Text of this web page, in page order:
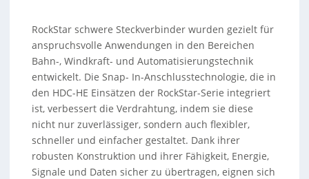
RockStar schwere Steckverbinder wurden gezielt für
anspruchsvolle Anwendungen in den Bereichen
Bahn-, Windkraft- und Automatisierungstechnik
entwickelt. Die Snap- In-Anschlusstechnologie, die in
den HDC-HE Einsätzen der RockStar-Serie integriert
ist, verbessert die Verdrahtung, indem sie diese
nicht nur zuverlässiger, sondern auch flexibler,
schneller und einfacher gestaltet. Dank ihrer
robusten Konstruktion und ihrer Fähigkeit, Energie,
Signale und Daten sicher zu übertragen, eignen sich